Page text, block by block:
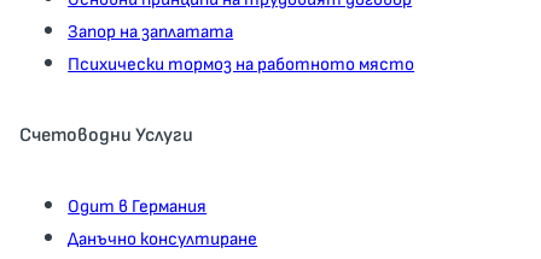
Запор на заплатата
Психически тормоз на работното място
Счетоводни Услуги
Одит в Германия
Данъчно консултиране